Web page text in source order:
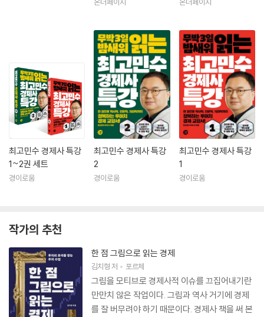
최고민수 경제사 특강
1~2권 세트
경이로움
최고민수 경제사 특강
2
경이로움
최고민수 경제사 특강
1
경이로움
작가의 추천
한 점 그림으로 읽는 경제
김치형저 포르체
그림을 모티브로 경제사적 이슈를 끄집어내기란
만만치 않은 작업이다. 그림과 역사 거기에 경제
를 잘 버무려야 하기 때문이다. 경제사 책을 써 본